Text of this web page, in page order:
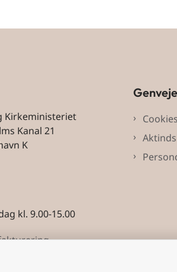
Kirkeministeriet
Kanal 21
K
kl. 9.00-15.00
Genveje
Cookies